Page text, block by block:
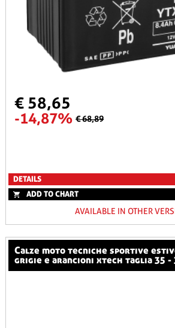
€ 58,65
-14,87% € 68,89
DETAILS
ADD TO CHART
AVAILABLE IN OTHER
calze moto tecniche sportive estive leggere corte
grigie e arancioni xtech taglia 35 -